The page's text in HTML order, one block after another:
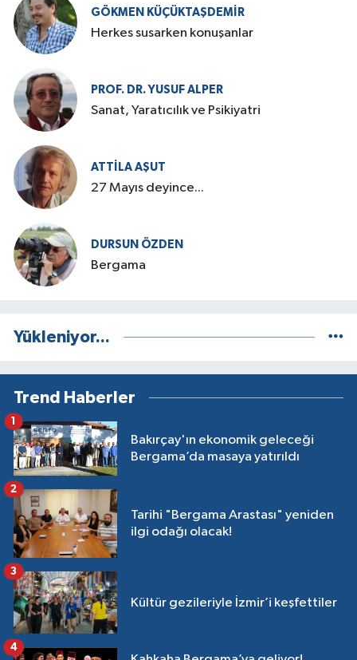
GÖKMEN KÜÇÜKTAŞDEMIR
Herkes susarken konuşanlar
PROF. DR. YUSUF ALPER
Sanat, Yaratıcılık ve Psikiyatri
ATTILA AŞUT
27 Mayıs deyince...
DURSUN ÖZDEN
Bergama
Yükleniyor...
Trend Haberler
Bakırçay'ın ekonomik geleceği
Bergama’da masaya yatırıldı
1
Tarihi "Bergama Arastası" yeniden
ilgi odağı olacak!
2
Kültür gezileriyle İzmir’i keşfettiler
3
4